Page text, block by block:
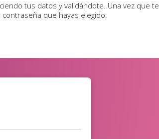
tus datos y validándote. Una vez que te
que hayas elegido.